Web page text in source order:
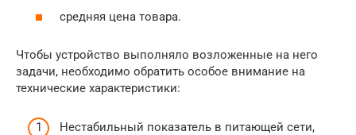
средняя цена товара.
Чтобы устройство выполняло возложенные на него
задачи, необходимо обратить особое внимание на
технические характеристики:
Нестабильный показатель в питающей сети,